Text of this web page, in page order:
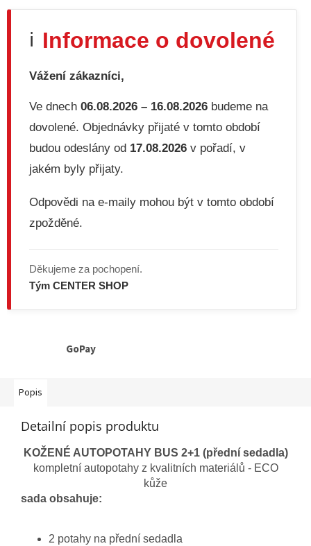
ℹ️ Informace o dovolené
Vážení zákazníci,
Ve dnech 06.08.2026 – 16.08.2026 budeme na
dovolené. Objednávky přijaté v tomto období
budou odeslány od 17.08.2026 v pořadí, v
jakém byly přijaty.
Odpovědi na e-maily mohou být v tomto období
zpožděné.
Děkujeme za pochopení.
Tým CENTER SHOP
GoPay
Popis
Detailní popis produktu
KOŽENÉ AUTOPOTAHY BUS 2+1 (přední sedadla)
kompletní autopotahy z kvalitních materiálů - ECO
kůže
sada obsahuje:
2 potahy na přední sedadla